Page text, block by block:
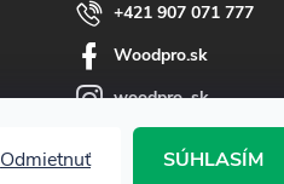
Odmietnuť SÚHLASÍM
+421 907 071 777
Woodpro.sk
woodpro_sk